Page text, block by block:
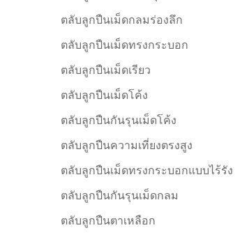
ตลับลูกปืนเม็ดกลมร่องลึก
ตลับลูกปืนเม็ดทรงกระบอก
ตลับลูกปืนเม็ดเรียว
ตลับลูกปืนเม็ดโค้ง
ตลับลูกปืนกันรุนเม็ดโค้ง
ตลับลูกปืนความเที่ยงตรงสูง
ตลับลูกปืนเม็ดทรงกระบอกแบบไร้รัง
ตลับลูกปืนกันรุนเม็ดกลม
ตลับลูกปืนตาเหลือก